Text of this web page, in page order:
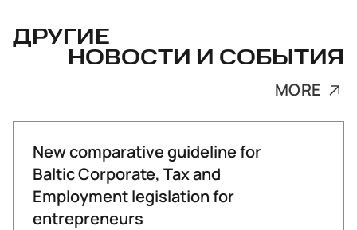
ДРУГИЕ
НОВОСТИ И СОБЫТИЯ
MORE
New comparative guideline for
Baltic Corporate, Tax and
Employment legislation for
entrepreneurs